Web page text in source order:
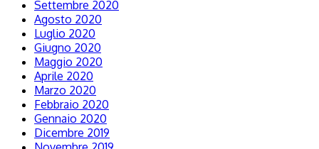
Settembre 2020
Agosto 2020
Luglio 2020
Giugno 2020
Maggio 2020
Aprile 2020
Marzo 2020
Febbraio 2020
Gennaio 2020
Dicembre 2019